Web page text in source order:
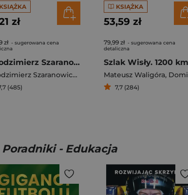
KSIĄŻKA
zł
zł - sugerowana cena
Włodzimierz Szaranowicz Życie z pasją
Włodzimierz Szaranowicz, Marta Szaranowicz
(485)
KSIĄŻKA
53,59 zł
79,99 zł - sugerowana cena
detaliczna
Mateusz Waligóra, Dominik Szczepański
7,7 (284)
Poradniki - Edukacja